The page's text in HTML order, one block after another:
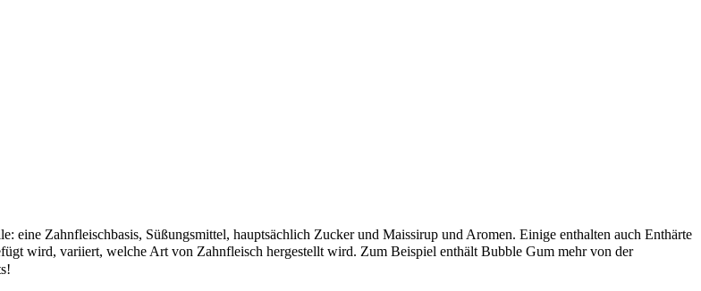
eine Zahnfleischbasis, Süßungsmittel, hauptsächlich Zucker und Maissirup und Aromen. Einige enthalten auch Enthärte
wird, variiert, welche Art von Zahnfleisch hergestellt wird. Zum Beispiel enthält Bubble Gum mehr von der